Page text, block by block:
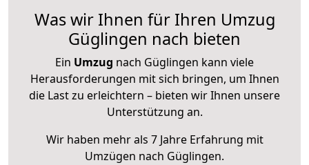
Was wir Ihnen für Ihren Umzug
Güglingen nach bieten
Ein Umzug nach Güglingen kann viele
Herausforderungen mit sich bringen, um Ihnen
die Last zu erleichtern – bieten wir Ihnen unsere
Unterstützung an.
Wir haben mehr als 7 Jahre Erfahrung mit
Umzügen nach Güglingen.